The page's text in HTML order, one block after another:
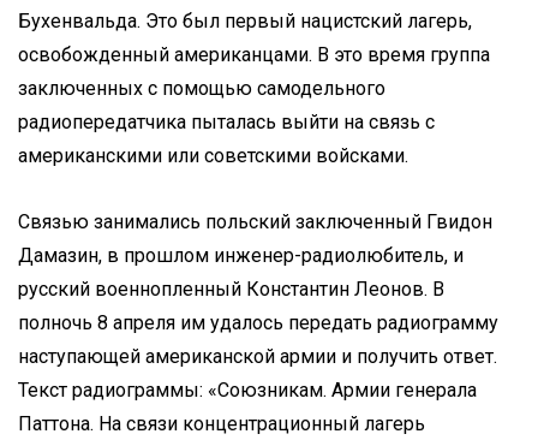
Бухенвальда. Это был первый нацистский лагерь,
освобожденный американцами. В это время группа
заключенных с помощью самодельного
радиопередатчика пыталась выйти на связь с
американскими или советскими войсками.
Связью занимались польский заключенный Гвидон
Дамазин, в прошлом инженер-радиолюбитель, и
русский военнопленный Константин Леонов. В
полночь 8 апреля им удалось передать радиограмму
наступающей американской армии и получить ответ.
Текст радиограммы: «Союзникам. Армии генерала
Паттона. На связи концентрационный лагерь